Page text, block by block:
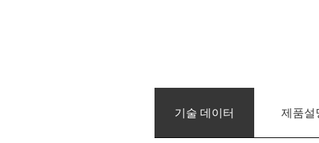
기술 데이터 제품­설